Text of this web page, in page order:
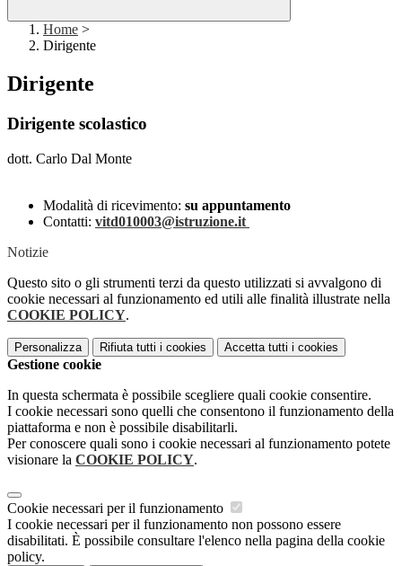
Home >
Dirigente
Dirigente
Dirigente scolastico
dott. Carlo Dal Monte
Modalità di ricevimento: su appuntamento
Contatti: vitd010003@istruzione.it
Notizie
Questo sito o gli strumenti terzi da questo utilizzati si avvalgono di
cookie necessari al funzionamento ed utili alle finalità illustrate nella
COOKIE POLICY.
Personalizza Rifiuta tutti i cookies Accetta tutti i cookies
Gestione cookie
In questa schermata è possibile scegliere quali cookie consentire.
I cookie necessari sono quelli che consentono il funzionamento della
piattaforma e non è possibile disabilitarli.
Per conoscere quali sono i cookie necessari al funzionamento potete
visionare la COOKIE POLICY.
Cookie necessari per il funzionamento
I cookie necessari per il funzionamento non possono essere
disabilitati. È possibile consultare l'elenco nella pagina della cookie
policy.